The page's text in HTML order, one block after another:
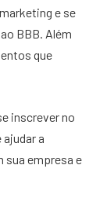
e se
BBB. Além
que
inscrever no
a
sua empresa e